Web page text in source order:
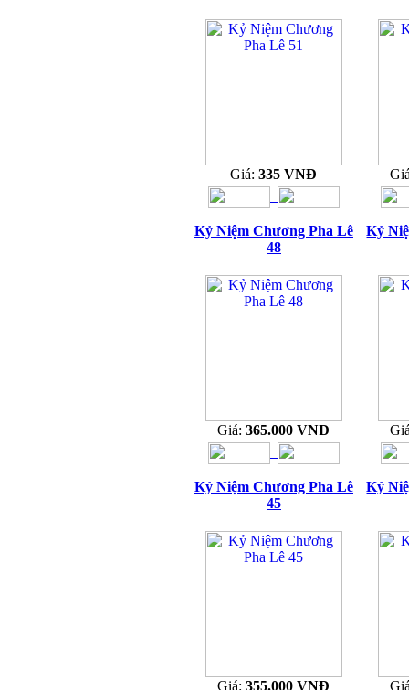
Giá:335 VNĐ
Kỷ Niệm Chương Pha Lê
48
Giá:365.000 VNĐ
Kỷ
Kỷ Niệm Chương Pha Lê
45
Giá:355.000 VNĐ
Kỷ